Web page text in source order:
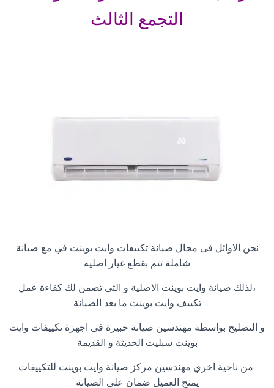
التجمع الثالث
نحن الاوائل فى مجال صيانة تكييفات وايت بوينت في مع صيانة
شاملة تتم بقطع غيار اصلية
،لذلك صيانة وايت بوينت الاصلية و التى تضمن لك كفاءة عمل
تكييف وايت بوينت ما بعد الصيانة
و التصليح بواسطة مهندسين صيانة خبيرة فى اجهزة تكييفات وايت
بوينت سبليت الحديثة و القديمة
من ناحية اخري مهندسين مركز صيانة وايت بوينت للتكييفات
يمنح العميل ضمان على الصيانة